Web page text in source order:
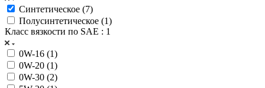
Синтетическое (7)
Полусинтетическое (1)
Класс вязкости по SAE : 1
0W-16 (1)
0W-20 (1)
0W-30 (2)